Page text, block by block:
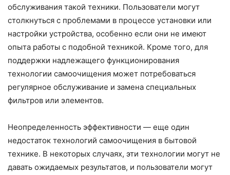
обслуживания такой техники. Пользователи могут
столкнуться с проблемами в процессе установки или
настройки устройства, особенно если они не имеют
опыта работы с подобной техникой. Кроме того, для
поддержки надлежащего функционирования
технологии самоочищения может потребоваться
регулярное обслуживание и замена специальных
фильтров или элементов.
Неопределенность эффективности — еще один
недостаток технологий самоочищения в бытовой
технике. В некоторых случаях, эти технологии могут не
давать ожидаемых результатов, и пользователи могут